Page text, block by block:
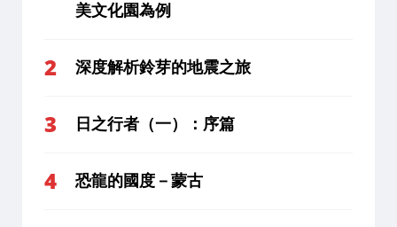
美文化園為例
深度解析鈴芽的地震之旅
日之行者（一）：序篇
恐龍的國度－蒙古